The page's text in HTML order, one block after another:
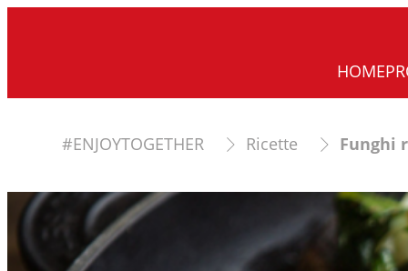
HOME
#ENJOYTOGETHER Ricette Funghi